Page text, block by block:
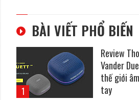
BÀI VIẾT PHỔ BIẾN
Review
Vander
thế giới
tay